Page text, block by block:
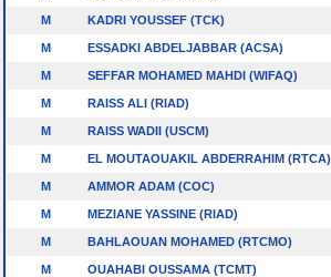
M KADRI YOUSSEF (TCK)
M ESSADKI ABDELJABBAR (ACSA)
M SEFFAR MOHAMED MAHDI (WIFAQ)
M RAISS ALI (RIAD)
M RAISS WADII (USCM)
M EL MOUTAOUAKIL ABDERRAHIM (RTCA)
M AMMOR ADAM (COC)
M MEZIANE YASSINE (RIAD)
M BAHLAOUAN MOHAMED (RTCMO)
M OUAHABI OUSSAMA (TCMT)